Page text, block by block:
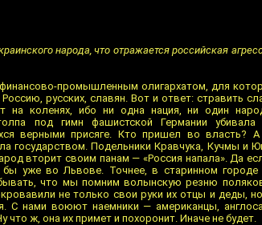
народа, что отражается российская
промышленным олигархатом, для
русских, славян. Вот и ответ: стравить
коленях, ибо ни одна нация, ни один
под гимн фашистской Германии убивала
верными присяге. Кто пришел во власть? А
государством. Подельники Кравчука, Кучмы и
вторит своим панам — «Россия напала». Да
уже во Львове. Точнее, в старинном городе
что мы помним волынскую резню
не только свои руки их отцы и деды,
С нами воюют наемники — американцы,
ж, она их примет и похоронит. Иначе не будет.